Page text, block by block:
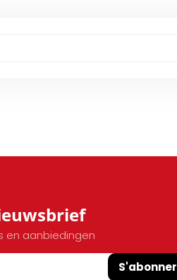
en aanbiedingen
S'abonner